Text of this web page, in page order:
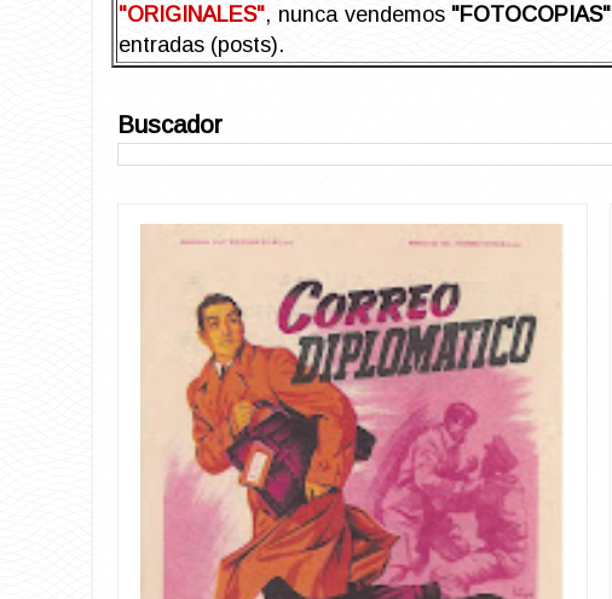
"ORIGINALES", nunca vendemos "FOTOCOPIAS"
entradas (posts).
Buscador